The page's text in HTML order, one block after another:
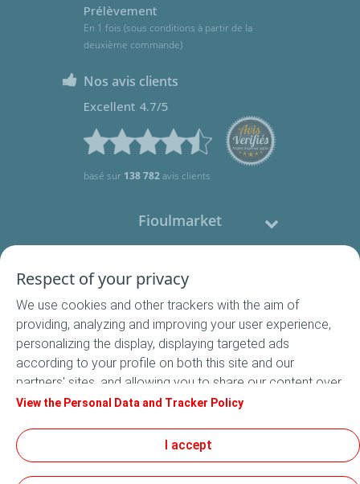
Prélèvement
En 1 fois (sous conditions à partir de la
deuxième commande)
Nos avis clients
Excellent 4.7/5
basé sur 138 782avis clients
Fioulmarket
Nous contacter
Suivez-nous
Conditions Générales de Vente
Respect of your privacy
We use cookies and other trackers with the aim of
providing, analyzing and improving your user experience,
personalizing the display, displaying targeted ads
according to your profile on both this site and our
partners' sites, and allowing you to share our content over
social media. In accordance with French legislation,
default. You can change your cookie settings at any time
by clicking on the "Manage my cookies" button. By clicking
on the "Accept" button, you agree that we may store all
View the Personal Data and Tracker Policy
I accept